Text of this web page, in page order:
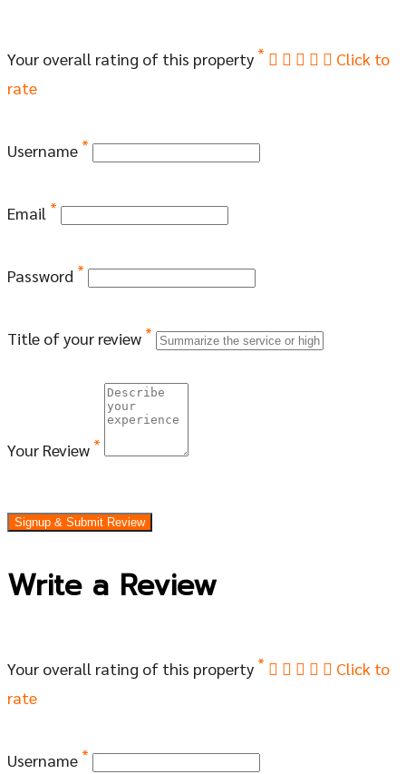
Your overall rating of this property *
Click to
rate
Username *
Email *
Password *
Title of your review *
Your Review *
Signup & Submit Review
Write a Review
Your overall rating of this property *
Click to
rate
Username *